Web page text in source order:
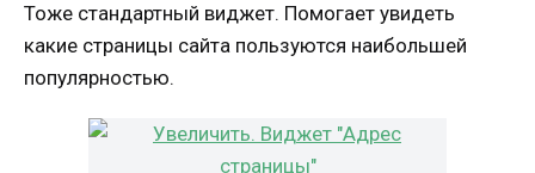
Тоже стандартный виджет. Помогает увидеть
какие страницы сайта пользуются наибольшей
популярностью.